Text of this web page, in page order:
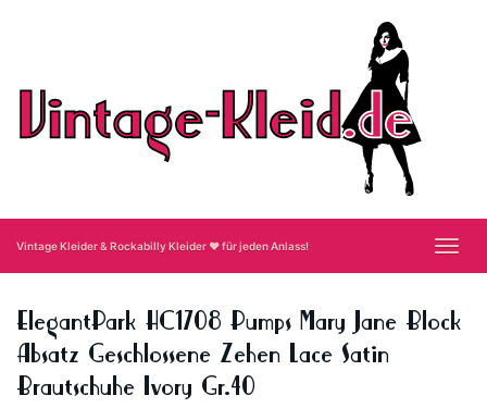
Vintage Kleider & Rockabilly Kleider ❤ für jeden Anlass!
ElegantPark HC1708 Pumps Mary Jane Block
Absatz Geschlossene Zehen Lace Satin
Brautschuhe Ivory Gr.40